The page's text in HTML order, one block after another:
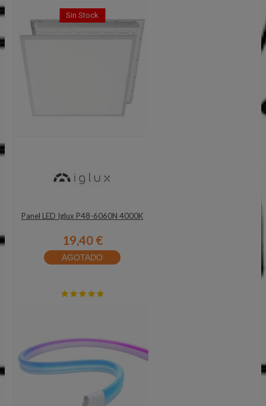
Sin Stock
Panel LED Iglux P48-6060N 4000K
19,40 €
AGOTADO